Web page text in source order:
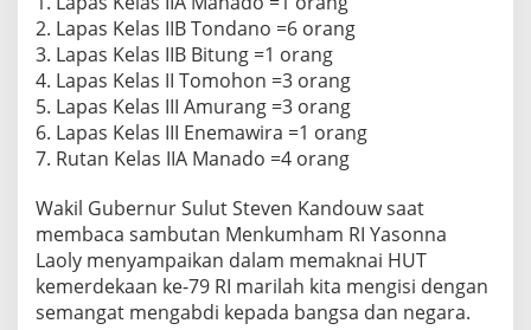
M
a
n
a
d
o
2. Lapas Kelas IIB Tondano =6 orang
3. Lapas Kelas IIB Bitung =1 orang
4. Lapas Kelas II Tomohon =3 orang
5. Lapas Kelas III Amurang =3 orang
6. Lapas Kelas III Enemawira =1 orang
7. Rutan Kelas IIA Manado =4 orang
Wakil Gubernur Sulut Steven Kandouw saat
membaca sambutan Menkumham RI Yasonna
Laoly menyampaikan dalam memaknai HUT
kemerdekaan ke-79 RI marilah kita mengisi dengan
semangat mengabdi kepada bangsa dan negara.